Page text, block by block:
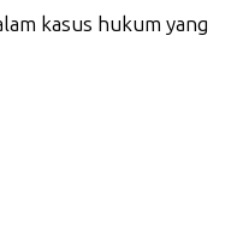
kasus hukum yang